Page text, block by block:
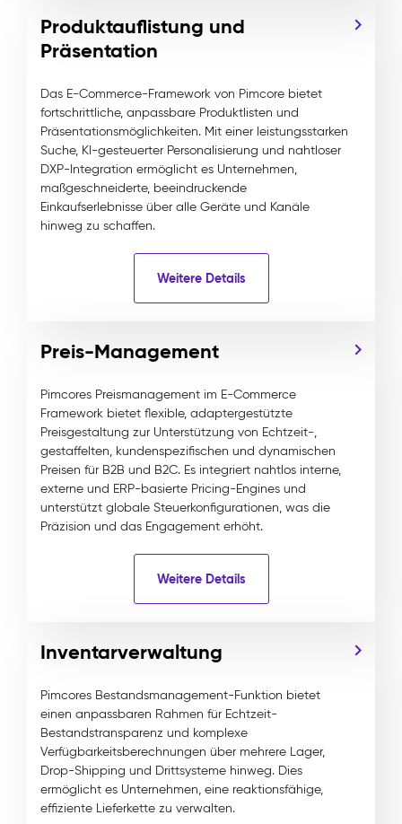
Produktauflistung und
Präsentation
Das E-Commerce-Framework von Pimcore bietet
fortschrittliche, anpassbare Produktlisten und
Präsentationsmöglichkeiten. Mit einer leistungsstarken
Suche, KI-gesteuerter Personalisierung und nahtloser
DXP-Integration ermöglicht es Unternehmen,
maßgeschneiderte, beeindruckende
Einkaufserlebnisse über alle Geräte und Kanäle
hinweg zu schaffen.
Weitere Details
Preis-Management
Pimcores Preismanagement im E-Commerce
Framework bietet flexible, adaptergestützte
Preisgestaltung zur Unterstützung von Echtzeit-,
gestaffelten, kundenspezifischen und dynamischen
Preisen für B2B und B2C. Es integriert nahtlos interne,
externe und ERP-basierte Pricing-Engines und
unterstützt globale Steuerkonfigurationen, was die
Präzision und das Engagement erhöht.
Weitere Details
Inventarverwaltung
Pimcores Bestandsmanagement-Funktion bietet
einen anpassbaren Rahmen für Echtzeit-
Bestandstransparenz und komplexe
Verfügbarkeitsberechnungen über mehrere Lager,
Drop-Shipping und Drittsysteme hinweg. Dies
ermöglicht es Unternehmen, eine reaktionsfähige,
effiziente Lieferkette zu verwalten.